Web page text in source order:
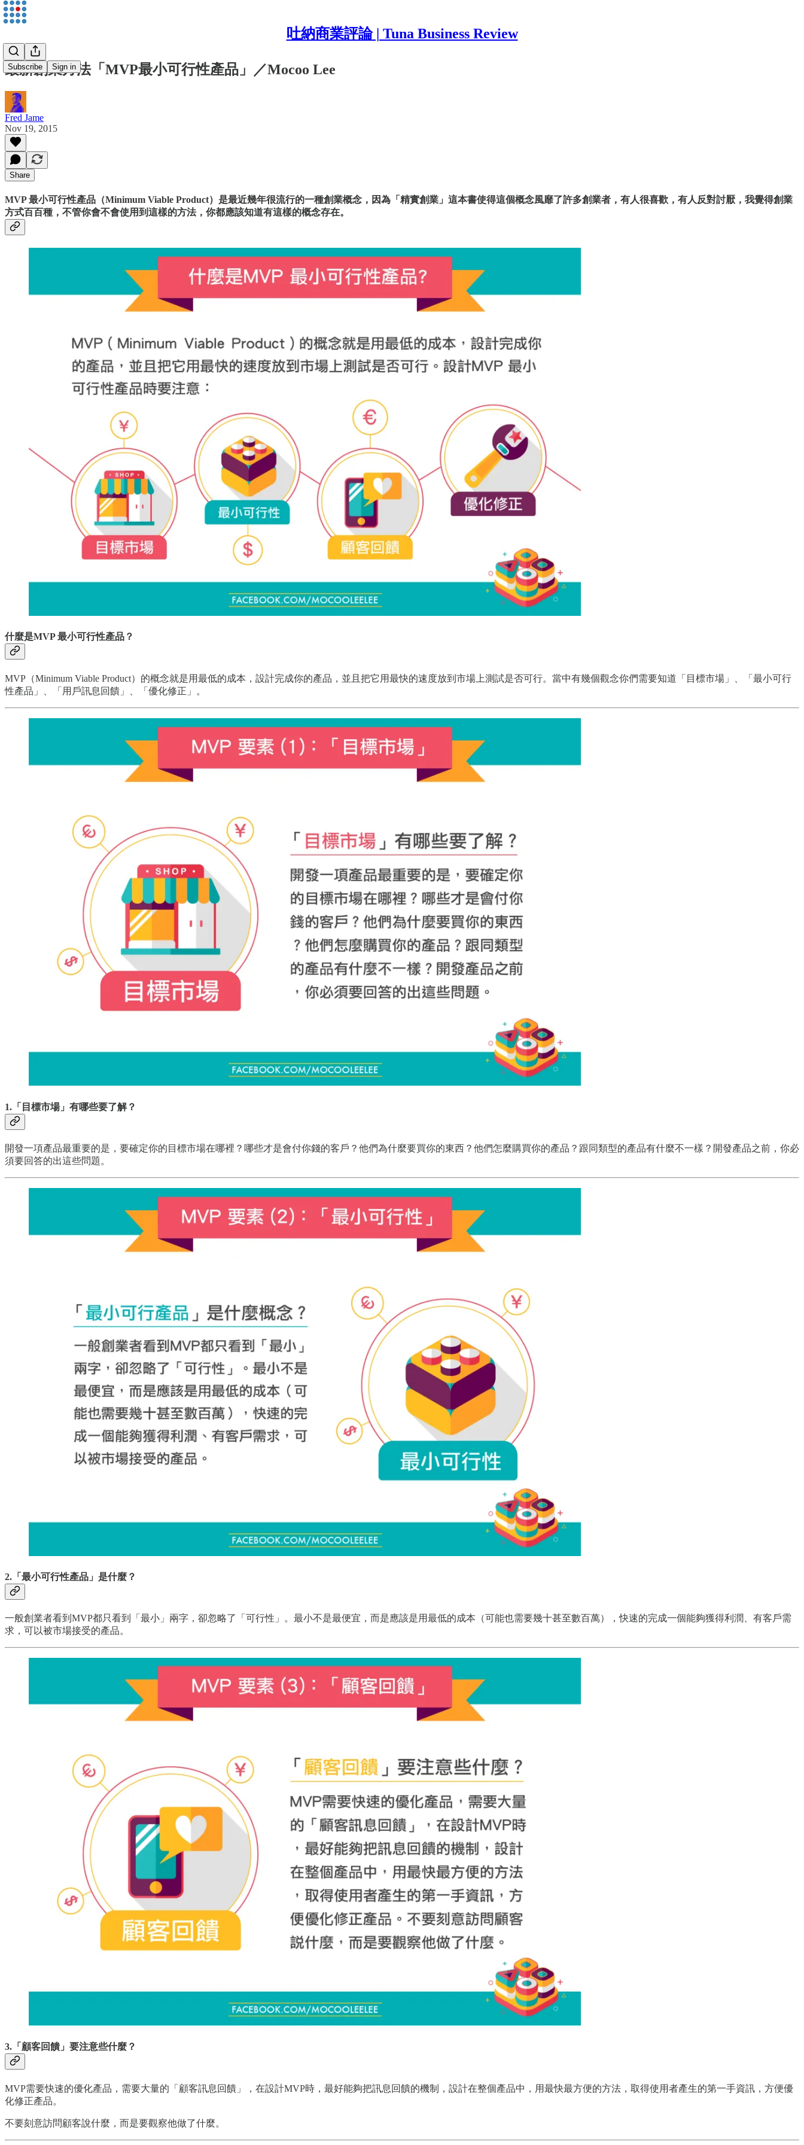
吐納商業評論 | Tuna Business Review
Subscribe Sign in
最新創業方法「MVP最小可行性產品」／Mocoo Lee
Fred Jame
Nov 19, 2015
Share
MVP 最小可行性產品（Minimum Viable Product）是最近幾年很流行的一種創業概念，因為「精實創業」這本書使得這個概念風靡了許多創業者，有人很喜歡，有人反對討厭，我覺得創業
方式百百種，不管你會不會使用到這樣的方法，你都應該知道有這樣的概念存在。
什麼是MVP 最小可行性產品？
MVP（Minimum Viable Product）的概念就是用最低的成本，設計完成你的產品，並且把它用最快的速度放到市場上測試是否可行。當中有幾個觀念你們需要知道「目標市場」、「最小可行
性產品」、「用戶訊息回饋」、「優化修正」。
1.「目標市場」有哪些要了解？
開發一項產品最重要的是，要確定你的目標市場在哪裡？哪些才是會付你錢的客戶？他們為什麼要買你的東西？他們怎麼購買你的產品？跟同類型的產品有什麼不一樣？開發產品之前，你必
須要回答的出這些問題。
2.「最小可行性產品」是什麼？
一般創業者看到MVP都只看到「最小」兩字，卻忽略了「可行性」。最小不是最便宜，而是應該是用最低的成本（可能也需要幾十甚至數百萬），快速的完成一個能夠獲得利潤、有客戶需
求，可以被市場接受的產品。
3.「顧客回饋」要注意些什麼？
MVP需要快速的優化產品，需要大量的「顧客訊息回饋」，在設計MVP時，最好能夠把訊息回饋的機制，設計在整個產品中，用最快最方便的方法，取得使用者產生的第一手資訊，方便優
化修正產品。
不要刻意訪問顧客說什麼，而是要觀察他做了什麼。